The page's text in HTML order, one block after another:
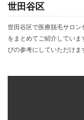
世田谷区
世田谷区で医療脱毛サロ
をまとめてご紹介してい
びの参考にしていただけま
医療脱毛ランキング
東京23区
東
顔脱毛